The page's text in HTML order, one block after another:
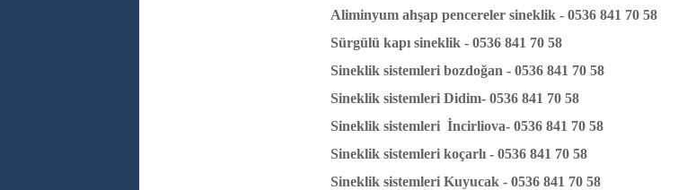
Aliminyum ahşap pencereler sineklik - 0536 841 70 58
Sürgülü kapı sineklik - 0536 841 70 58
Sineklik sistemleri bozdoğan - 0536 841 70 58
Sineklik sistemleri Didim- 0536 841 70 58
Sineklik sistemleri İncirliova- 0536 841 70 58
Sineklik sistemleri koçarlı - 0536 841 70 58
Sineklik sistemleri Kuyucak - 0536 841 70 58